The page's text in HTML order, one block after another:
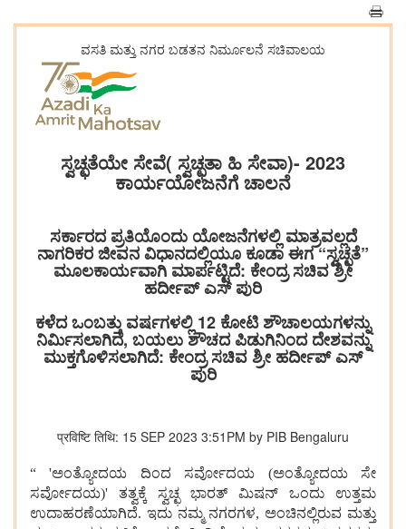
ವಸತಿ ಮತ್ತು ನಗರ ಬಡತನ ನಿರ್ಮೂಲನೆ ಸಚಿವಾಲಯ
ಸ್ವಚ್ಛತೆಯೇ ಸೇವೆ( ಸ್ವಚ್ಛತಾ ಹಿ ಸೇವಾ)- 2023
ಕಾರ್ಯಯೋಜನೆಗೆ ಚಾಲನೆ
ಸರ್ಕಾರದ ಪ್ರತಿಯೊಂದು ಯೋಜನೆಗಳಲ್ಲಿ ಮಾತ್ರವಲ್ಲದೆ
ನಾಗರಿಕರ ಜೀವನ ವಿಧಾನದಲ್ಲಿಯೂ ಕೂಡಾ ಈಗ “ಸ್ವಚ್ಛತೆ”
ಮೂಲಕಾರ್ಯವಾಗಿ ಮಾರ್ಪಟ್ಟಿದೆ: ಕೇಂದ್ರ ಸಚಿವ ಶ್ರೀ
ಹರ್ದೀಪ್ ಎಸ್ ಪುರಿ
ಕಳೆದ ಒಂಬತ್ತು ವರ್ಷಗಳಲ್ಲಿ 12 ಕೋಟಿ ಶೌಚಾಲಯಗಳನ್ನು
ನಿರ್ಮಿಸಲಾಗಿದೆ, ಬಯಲು ಶೌಚದ ಪಿಡುಗಿನಿಂದ ದೇಶವನ್ನು
ಮುಕ್ತಗೊಳಿಸಲಾಗಿದೆ: ಕೇಂದ್ರ ಸಚಿವ ಶ್ರೀ ಹರ್ದೀಪ್ ಎಸ್
ಪುರಿ
प्रविष्टि तिथि: 15 SEP 2023 3:51PM by PIB Bengaluru
“ 'ಅಂತ್ಯೋದಯ ದಿಂದ ಸರ್ವೋದಯ (ಅಂತ್ಯೋದಯ ಸೇ
ಸರ್ವೋದಯ)' ತತ್ವಕ್ಕೆ ಸ್ವಚ್ಛ ಭಾರತ್ ಮಿಷನ್ ಒಂದು ಉತ್ತಮ
ಉದಾಹರಣೆಯಾಗಿದೆ. ಇದು ನಮ್ಮ ನಗರಗಳ, ಅಂಚಿನಲ್ಲಿರುವ ಮತ್ತು